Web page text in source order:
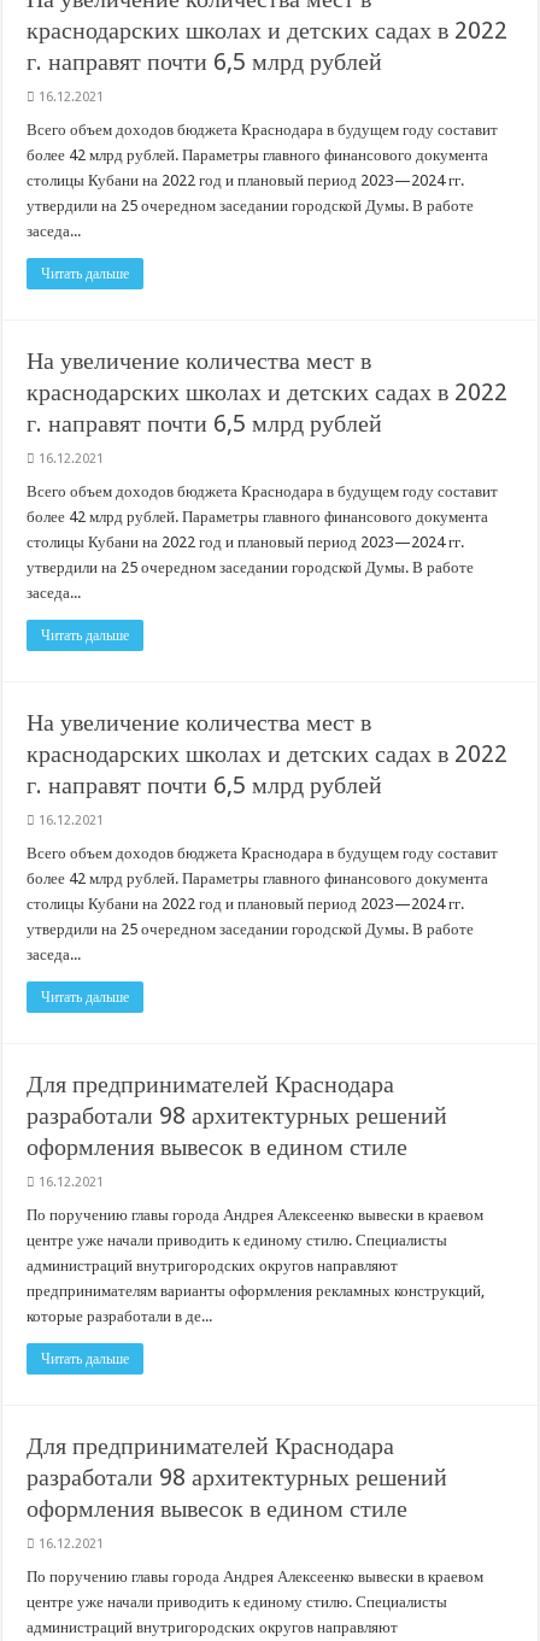
краснодарских школах и детских садах в 2022
г. направят почти 6,5 млрд рублей
16.12.2021
Всего объем доходов бюджета Краснодара в будущем году составит
более 42 млрд рублей. Параметры главного финансового документа
столицы Кубани на 2022 год и плановый период 2023—2024 гг.
утвердили на 25 очередном заседании городской Думы. В работе
заседа...
Читать дальше
На увеличение количества мест в
краснодарских школах и детских садах в 2022
г. направят почти 6,5 млрд рублей
16.12.2021
Всего объем доходов бюджета Краснодара в будущем году составит
более 42 млрд рублей. Параметры главного финансового документа
столицы Кубани на 2022 год и плановый период 2023—2024 гг.
утвердили на 25 очередном заседании городской Думы. В работе
заседа...
Читать дальше
На увеличение количества мест в
краснодарских школах и детских садах в 2022
г. направят почти 6,5 млрд рублей
16.12.2021
Всего объем доходов бюджета Краснодара в будущем году составит
более 42 млрд рублей. Параметры главного финансового документа
столицы Кубани на 2022 год и плановый период 2023—2024 гг.
утвердили на 25 очередном заседании городской Думы. В работе
заседа...
Читать дальше
Для предпринимателей Краснодара
разработали 98 архитектурных решений
оформления вывесок в едином стиле
16.12.2021
По поручению главы города Андрея Алексеенко вывески в краевом
центре уже начали приводить к единому стилю. Специалисты
администраций внутригородских округов направляют
предпринимателям варианты оформления рекламных конструкций,
которые разработали в де...
Читать дальше
Для предпринимателей Краснодара
разработали 98 архитектурных решений
оформления вывесок в едином стиле
16.12.2021
По поручению главы города Андрея Алексеенко вывески в краевом
центре уже начали приводить к единому стилю. Специалисты
администраций внутригородских округов направляют